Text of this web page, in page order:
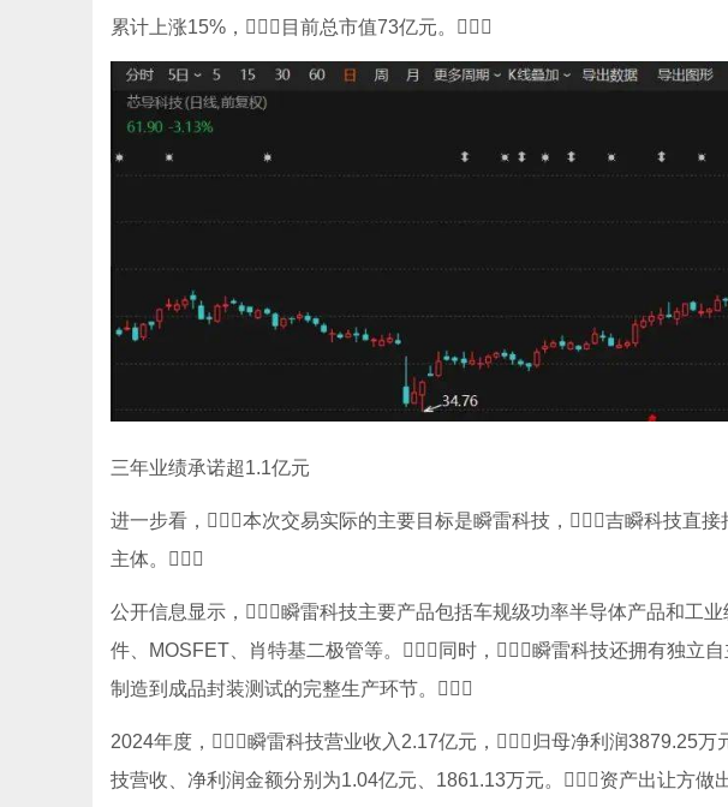
累计上涨15%，目前总市值73亿元。
三年业绩承诺超1.1亿元
进一步看，本次交易实际的主要目标是瞬雷科技，吉瞬科技直
主体。
公开信息显示，瞬雷科技主要产品包括车规级功率半导体产品和工
件、MOSFET、肖特基二极管等。同时，瞬雷科技还拥有独立
制造到成品封装测试的完整生产环节。
2024年度，瞬雷科技营业收入2.17亿元，归母净利润3879.25
技营收、净利润金额分别为1.04亿元、1861.13万元。资产出让方